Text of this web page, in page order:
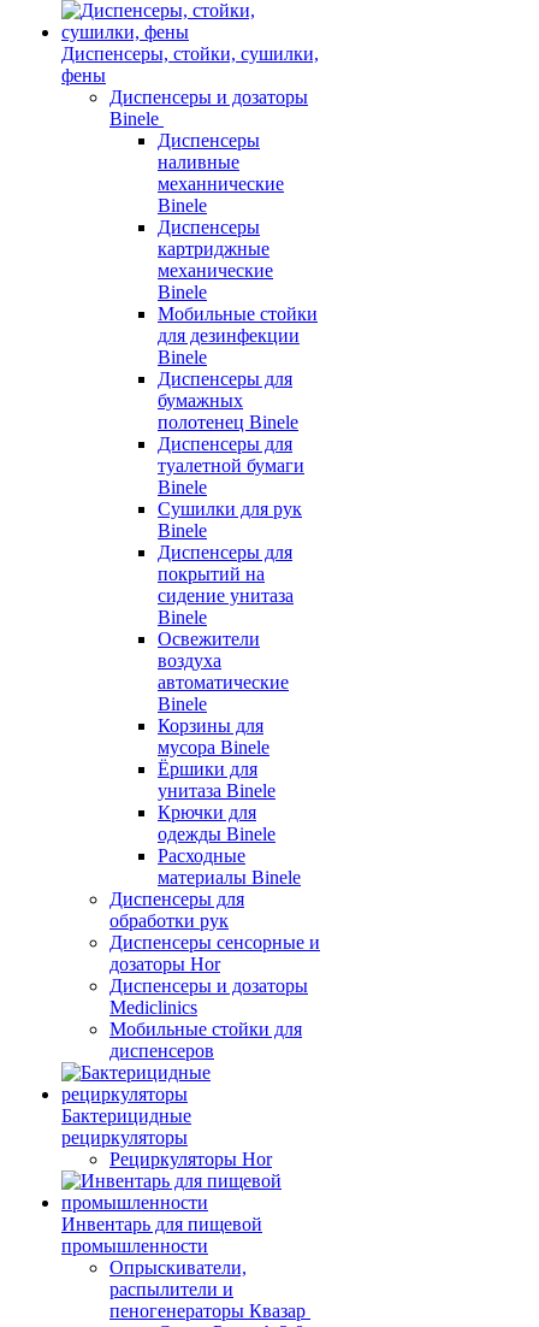
Диспенсеры, стойки, сушилки,
фены
Диспенсеры и дозаторы
Binele
Диспенсеры
наливные
механнические
Binele
Диспенсеры
картриджные
механические
Binele
Мобильные стойки
для дезинфекции
Binele
Диспенсеры для
бумажных
полотенец Binele
Диспенсеры для
туалетной бумаги
Binele
Сушилки для рук
Binele
Диспенсеры для
покрытий на
сидение унитаза
Binele
Освежители
воздуха
автоматические
Binele
Корзины для
мусора Binele
Ёршики для
унитаза Binele
Крючки для
одежды Binele
Расходные
материалы Binele
Диспенсеры для
обработки рук
Диспенсеры сенсорные и
дозаторы Hor
Диспенсеры и дозаторы
Mediclinics
Мобильные стойки для
диспенсеров
Бактерицидные
рециркуляторы
Рециркуляторы Hor
Инвентарь для пищевой
промышленности
Опрыскиватели,
распылители и
пеногенераторы Квазар